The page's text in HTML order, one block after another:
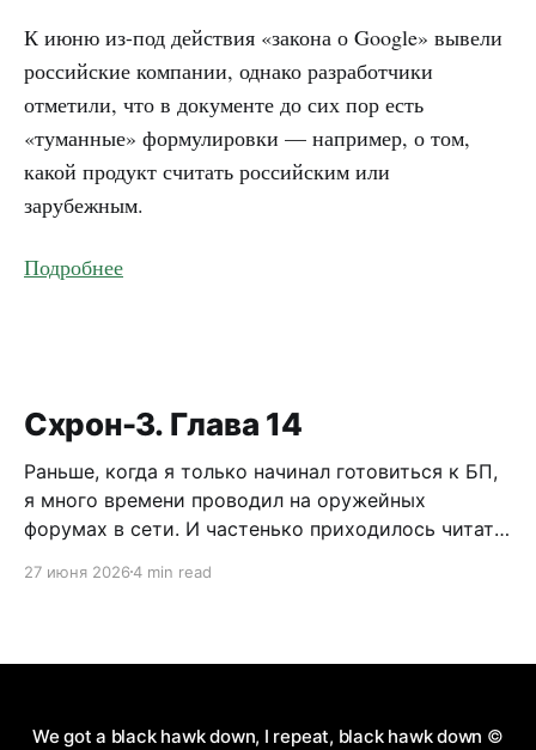
К июню из-под действия «закона о Google» вывели
российские компании, однако разработчики
отметили, что в документе до сих пор есть
«туманные» формулировки — например, о том,
какой продукт считать российским или
зарубежным.
Подробнее
Схрон-3. Глава 14
Раньше, когда я только начинал готовиться к БП,
я много времени проводил на оружейных
форумах в сети. И частенько приходилось читать
короткоствола и нужно ли это в России. Как
поводу разрешения пистолетов
27 июня 20264 min read
We got a black hawk down, I repeat, black hawk down ©